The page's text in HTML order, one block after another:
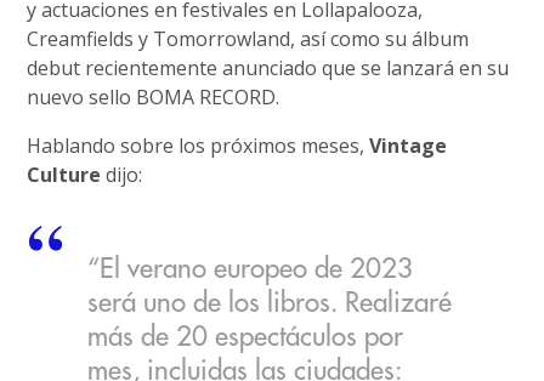
y actuaciones en festivales en Lollapalooza,
Creamfields y Tomorrowland, así como su álbum
debut recientemente anunciado que se lanzará en su
nuevo sello BOMA RECORD.
Hablando sobre los próximos meses,Vintage
Culture dijo:
“El verano europeo de 2023
será uno de los libros. Realizaré
más de 20 espectáculos por
mes, incluidas las ciudades: